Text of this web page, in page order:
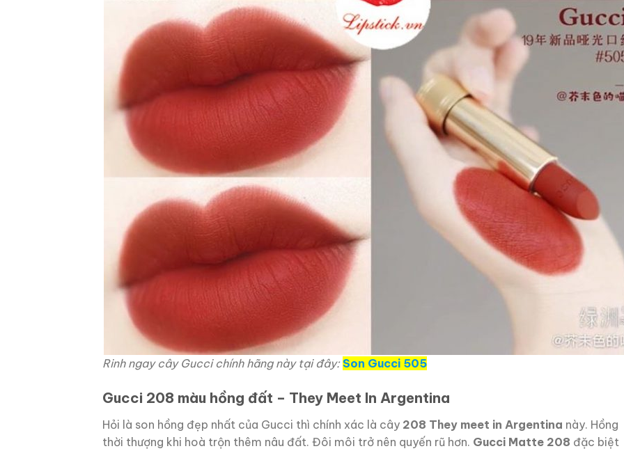
Rinh ngay cây Gucci chính hãng này tại đây: Son Gucci 505
Gucci 208 màu hồng đất – They Meet In Argentina
Hỏi là son hồng đẹp nhất của Gucci thì chính xác là cây 208 They meet in Argentina này. Hồng
thời thượng khi hoà trộn thêm nâu đất. Đôi môi trở nên quyến rũ hơn. Gucci Matte 208 đặc biệt